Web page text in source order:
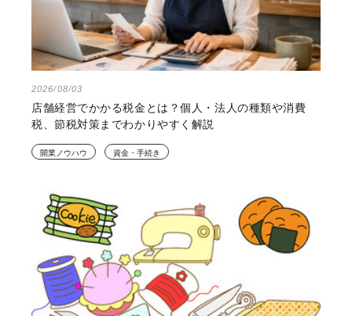
2026/08/03
店舗経営でかかる税金とは？個人・法人の種類や消費
税、節税対策までわかりやすく解説
開業ノウハウ 資金・手続き